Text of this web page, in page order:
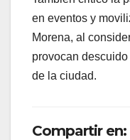
en eventos y
Morena, al
provocan
de la ciudad.
Compartir en: